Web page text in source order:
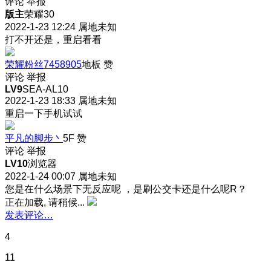
版主荣耀30
2022-1-23 12:24 属地未知
打不开还是，重启看看
荣耀粉丝7458905地板 赞
评论 举报
LV9SEA-AL10
2022-1-23 18:33 属地未知
重启一下手机试试
平凡的脚步丶 5F 赞
评论 举报
LV10浏览器
2022-1-24 00:07 属地未知
您是在什么场景下无反应呢 ，是刷公交卡还是什么呢R？
正在加载, 请稍候...
发表评论…
4
11